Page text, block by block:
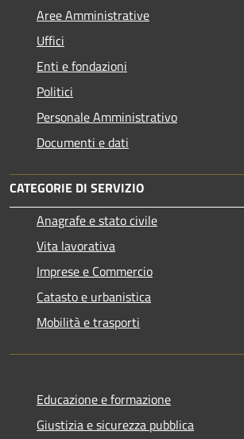
Aree Amministrative
Uffici
Enti e fondazioni
Politici
Personale Amministrativo
Documenti e dati
CATEGORIE DI SERVIZIO
Anagrafe e stato civile
Vita lavorativa
Imprese e Commercio
Catasto e urbanistica
Mobilità e trasporti
Educazione e formazione
Giustizia e sicurezza pubblica